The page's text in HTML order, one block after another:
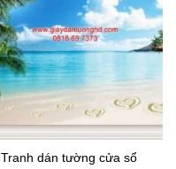
Tranh dán tường cửa sổ